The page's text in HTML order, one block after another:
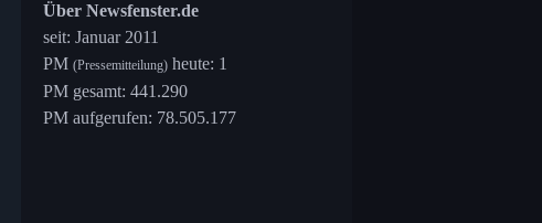
Über Newsfenster.de
seit: Januar 2011
PM (Pressemitteilung) heute: 1
PM gesamt: 441.290
PM aufgerufen: 78.505.177